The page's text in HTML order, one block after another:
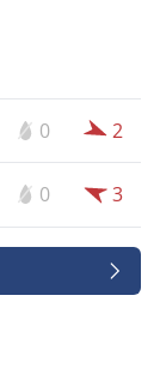
0 2
0 3